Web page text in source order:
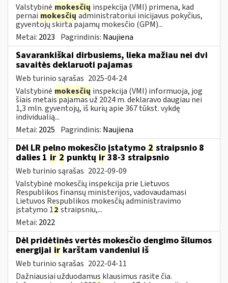
Valstybinė mokesčių inspekcija (VMI) primena, kad
pernai mokesčiųadministratoriui inicijavus pokyčius,
gyventojų skirta pajamų mokesčio (GPM)...
Metai: 2023 Pagrindinis: Naujiena
Savarankiškai dirbusiems, lieka mažiau nei dvi
savaitės deklaruoti pajamas
Web turinio sąrašas 2025-04-24
Valstybinė mokesčių inspekcija (VMI) informuoja, jog
šiais metais pajamas už 2024 m. deklaravo daugiau nei
1,3 mln. gyventojų, iš kurių apie 367 tūkst. vykdę
individualią...
Metai: 2025 Pagrindinis: Naujiena
Dėl LR pelno mokesčio įstatymo 2 straipsnio 8
dalies 1 ir 2 punktų ir 38-3 straipsnio
Web turinio sąrašas 2022-09-09
Valstybinė mokesčių inspekcija prie Lietuvos
Respublikos finansų ministerijos, vadovaudamasi
Lietuvos Respublikos mokesčių administravimo
įstatymo 12 straipsniu,...
Metai: 2022
Dėl pridėtinės vertės mokesčio dengimo šilumos
energijai ir karštam vandeniui iš
Web turinio sąrašas 2022-04-11
Dažniausiai užduodamus klausimus rasite čia.